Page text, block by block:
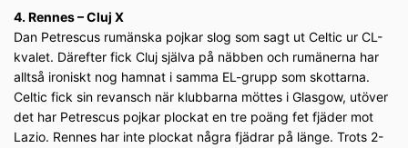
4. Rennes – Cluj X
Dan Petrescus rumänska pojkar slog som sagt ut Celtic ur CL-
kvalet. Därefter fick Cluj själva på näbben och rumänerna har
alltså ironiskt nog hamnat i samma EL-grupp som skottarna.
Celtic fick sin revansch när klubbarna möttes i Glasgow, utöver
det har Petrescus pojkar plockat en tre poäng fet fjäder mot
Lazio. Rennes har inte plockat några fjädrar på länge. Trots 2-